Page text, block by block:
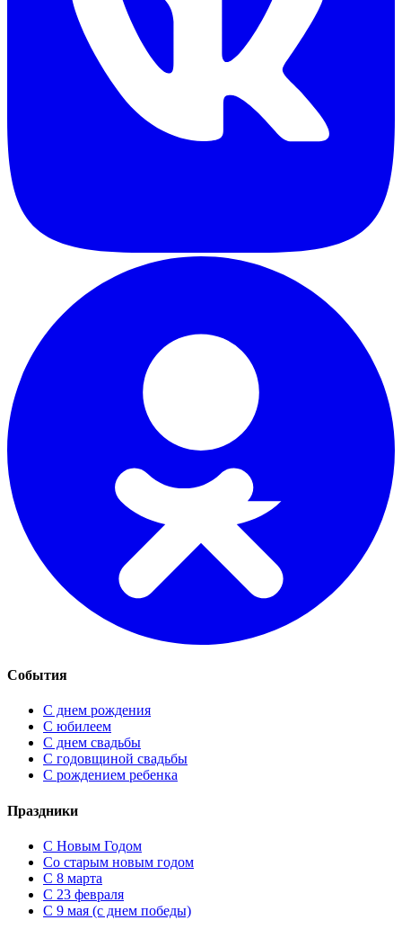
События
С днем рождения
С юбилеем
С днем свадьбы
С годовщиной свадьбы
С рождением ребенка
Праздники
C Новым Годом
Cо старым новым годом
С 8 марта
С 23 февраля
С 9 мая (с днем победы)